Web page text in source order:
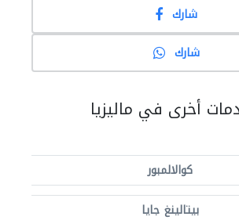
شارك
شارك
أخرى في ماليزيا
كوالالمبور
بيتالينغ جايا